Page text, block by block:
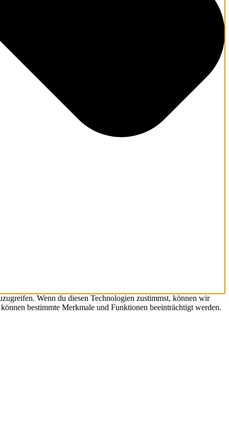
Wenn du diesen Technologien zustimmst, können wir
bestimmte Merkmale und Funktionen beeinträchtigt werden.